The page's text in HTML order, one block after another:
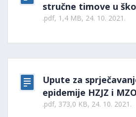
stručne timove u
.pdf, 1,4 MB, 24. 10. 2021.
Upute za
epidemije HZJZ i MZO
.pdf, 373,0 KB, 24. 10. 2021.